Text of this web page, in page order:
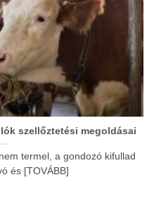
szellőztetési megoldásai
termel, a gondozó kifullad
és [TOVÁBB]